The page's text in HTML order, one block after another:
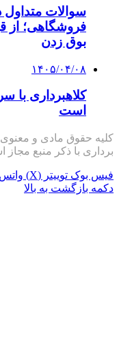
سوالات
فروشگاهی؛ از
بوق زدن
۱۴۰۵/۰۴/۰۸
کلاهبرداری با
است
کلیه حقوق مادی و
برداری با ذکر منبع
فیس بوک توییتر (X)
دکمه بازگشت به بالا